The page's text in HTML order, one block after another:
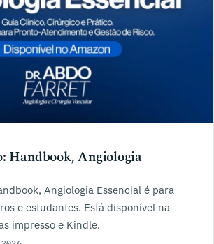
Handbook, Angiologia
Angiologia Essencial é para
e estudantes. Está disponível na
impresso e Kindle.